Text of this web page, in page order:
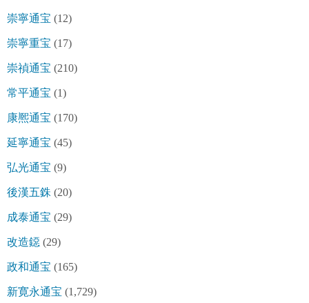
崇寧通宝 (12)
崇寧重宝 (17)
崇禎通宝 (210)
常平通宝 (1)
康熈通宝 (170)
延寧通宝 (45)
弘光通宝 (9)
後漢五銖 (20)
成泰通宝 (29)
改造鐚 (29)
政和通宝 (165)
新寛永通宝 (1,729)